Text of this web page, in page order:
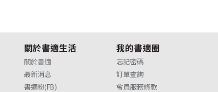
關於書適生活
關於書適
最新消息
書適粉(FB)
我的書適圈
忘記密碼
訂單查詢
會員服務條款